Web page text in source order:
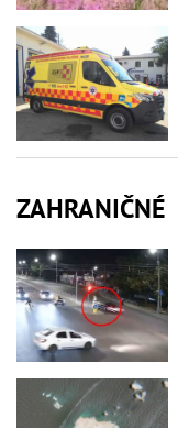
ZAHRANIČNÉ